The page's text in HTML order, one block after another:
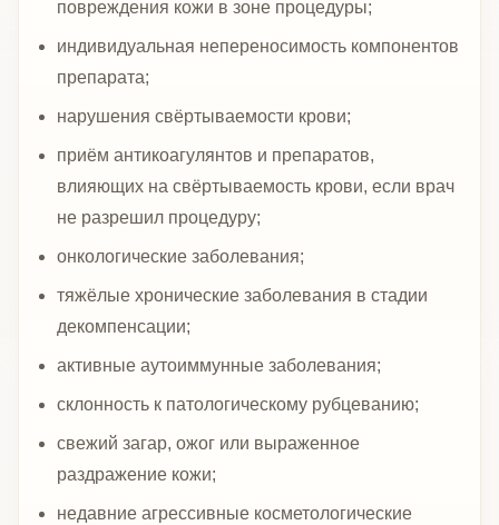
повреждения кожи в зоне процедуры;
индивидуальная непереносимость компонентов
препарата;
нарушения свёртываемости крови;
приём антикоагулянтов и препаратов,
влияющих на свёртываемость крови, если врач
не разрешил процедуру;
онкологические заболевания;
тяжёлые хронические заболевания в стадии
декомпенсации;
активные аутоиммунные заболевания;
склонность к патологическому рубцеванию;
свежий загар, ожог или выраженное
раздражение кожи;
недавние агрессивные косметологические